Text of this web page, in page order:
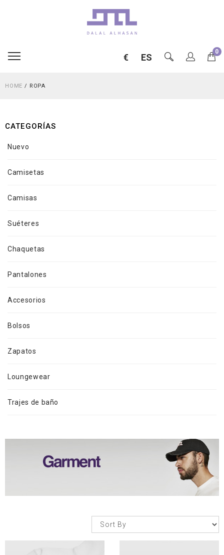
0
ES
€
HOME / ROPA
CATEGORÍAS
Nuevo
Camisetas
Camisas
Suéteres
Chaquetas
Pantalones
Accesorios
Bolsos
Zapatos
Loungewear
Trajes de baño